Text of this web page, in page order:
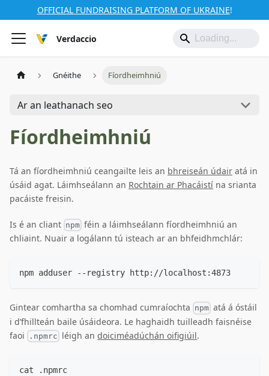
OFFICIAL FUNDRAISING PLATFORM OF UKRAINE!
Verdaccio
Gnéithe Fíordheimhniú
Ar an leathanach seo
Fíordheimhniú
Tá an fíordheimhniú ceangailte leis an bhreiseán údair atá in
úsáid agat. Láimhseálann an Rochtain ar Phacáistí na srianta
pacáiste freisin.
Is é an cliant npm féin a láimhseálann fíordheimhniú an
chliaint. Nuair a logálann tú isteach ar an bhfeidhmchlár:
npm adduser --registry http://localhost:4873
Gintear comhartha sa chomhad cumraíochta npm atá á óstáil
i d’fhillteán baile úsáideora. Le haghaidh tuilleadh faisnéise
faoi
.npmrc léigh andoiciméadúchán oifigiúil.
cat .npmrc